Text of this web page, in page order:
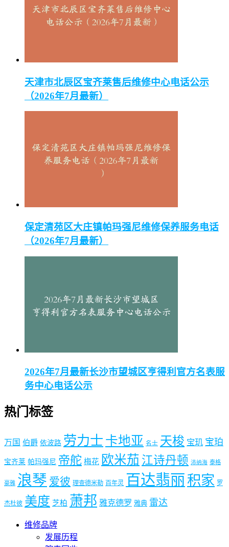
天津市北辰区宝齐莱售后维修中心电话公示
（2026年7月最新）
保定清苑区大庄镇帕玛强尼维修保养服务电话
（2026年7月最新）
2026年7月最新长沙市望城区亨得利官方名表服
务中心电话公示
热门标签
万国 伯爵 依波路 劳力士 卡地亚 名士 天梭 宝玑 宝珀
宝齐莱 帕玛强尼 帝舵 梅花 欧米茄 江诗丹顿 沛纳海 泰格
豪雅 浪琴 爱彼 理查德米勒 百年灵 百达翡丽 积家 罗
杰杜彼 美度 芝柏 萧邦 雅克德罗 雅典 雷达
维修品牌
发展历程